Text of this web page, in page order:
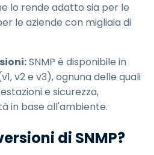
lo rende adatto sia per le
le aziende con migliaia di
SNMP è disponibile in
v2 e v3), ognuna delle quali
e sicurezza,
in base all'ambiente.
di SNMP?